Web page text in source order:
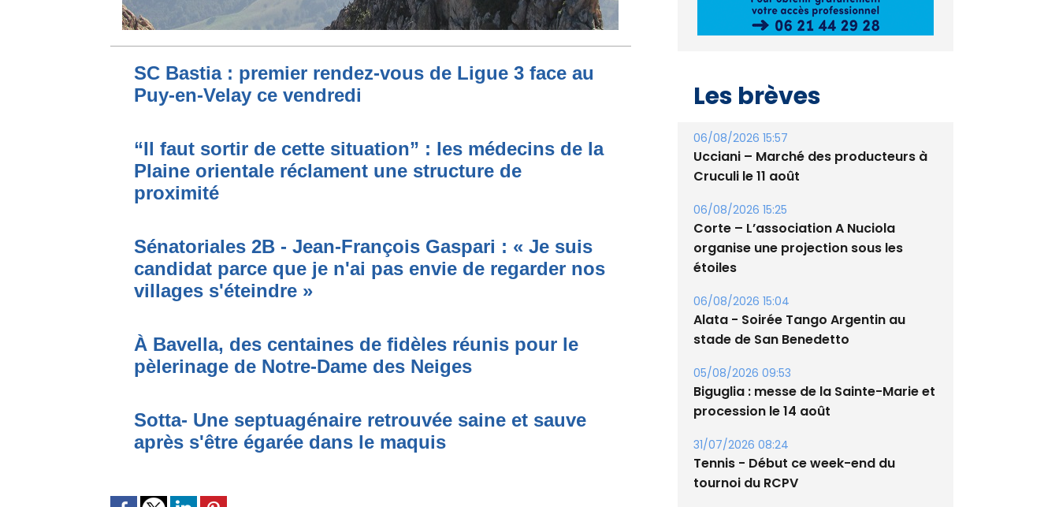
SC Bastia : premier rendez-vous de Ligue 3 face au
Puy-en-Velay ce vendredi
“Il faut sortir de cette situation” : les médecins de la
Plaine orientale réclament une structure de
proximité
Sénatoriales 2B - Jean-François Gaspari : « Je suis
candidat parce que je n'ai pas envie de regarder nos
villages s'éteindre »
À Bavella, des centaines de fidèles réunis pour le
pèlerinage de Notre-Dame des Neiges
Sotta- Une septuagénaire retrouvée saine et sauve
après s'être égarée dans le maquis
Les brèves
06/08/2026 15:57
Ucciani – Marché des producteurs à
Cruculi le 11 août
06/08/2026 15:25
Corte – L’association A Nuciola
organise une projection sous les
étoiles
06/08/2026 15:04
Alata - Soirée Tango Argentin au
stade de San Benedetto
05/08/2026 09:53
Biguglia : messe de la Sainte-Marie et
procession le 14 août
31/07/2026 08:24
Tennis - Début ce week-end du
tournoi du RCPV